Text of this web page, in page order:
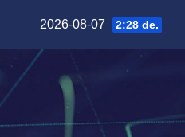
content
2026-08-07 2:28 de.